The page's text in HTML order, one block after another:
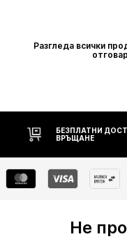
Разгледа всички
30 ДНИ
Не